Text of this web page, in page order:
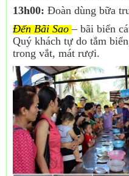
13h00: Đoàn dùng bữa
Đến Bãi Sao– bãi biển
Quý khách tự do tắm
trong vắt, mát rượi.